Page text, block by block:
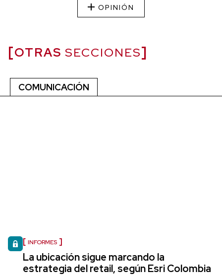
OPINIÓN
OTRAS SECCIONES
COMUNICACIÓN
INFORMES
La ubicación sigue marcando la
estrategia del retail, según Esri Colombia